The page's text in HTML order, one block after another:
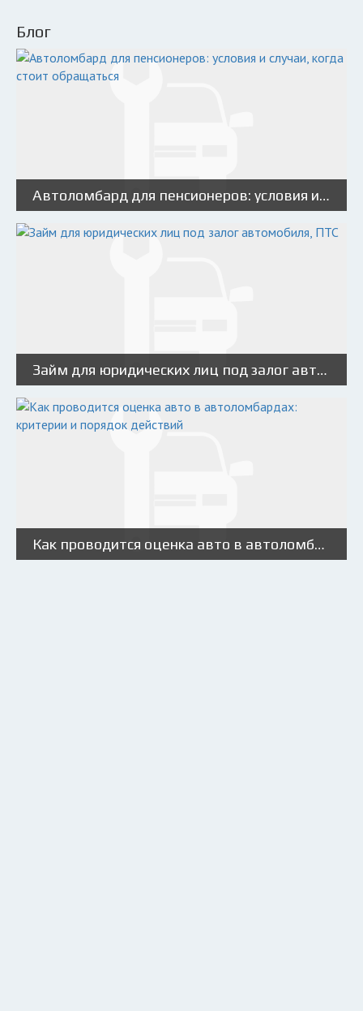
Блог
Автоломбард для пенсионеров: условия и случаи, когда стоит обращаться
Займ для юридических лиц под залог автомобиля, ПТС
Как проводится оценка авто в автоломбардах: критерии и порядок действий